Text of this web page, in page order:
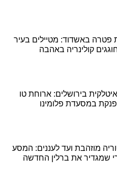
באשדוד: מטיילים בעיר
קולינריה באהבה
בירושלים: ארוחת טו
במסעדת פלומינו
מוזהבת ועד לעננים: המסע
שמגדיר את ברלין החדשה